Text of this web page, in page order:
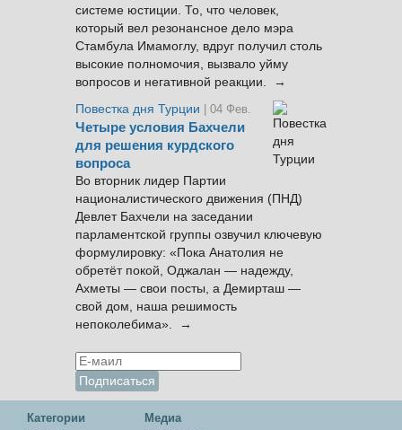
системе юстиции. То, что человек,
который вел резонансное дело мэра
Стамбула Имамоглу, вдруг получил столь
высокие полномочия, вызвало уйму
вопросов и негативной реакции. →
Повестка дня Турции
| 04 Фев.
Четыре условия Бахчели
для решения курдского
вопроса
Во вторник лидер Партии
националистического движения (ПНД)
Девлет Бахчели на заседании
парламентской группы озвучил ключевую
формулировку: «Пока Анатолия не
обретёт покой, Оджалан — надежду,
Ахметы — свои посты, а Демирташ —
свой дом, наша решимость
непоколебима». →
Категории Медиа